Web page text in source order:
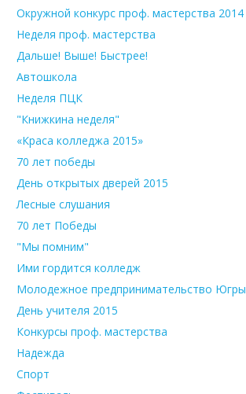
Окружной конкурс проф. мастерства 2014
Неделя проф. мастерства
Дальше! Выше! Быстрее!
Автошкола
Неделя ПЦК
"Книжкина неделя"
«Краса колледжа 2015»
70 лет победы
День открытых дверей 2015
Лесные слушания
70 лет Победы
"Мы помним"
Ими гордится колледж
Молодежное предпринимательство Югры
День учителя 2015
Конкурсы проф. мастерства
Надежда
Спорт